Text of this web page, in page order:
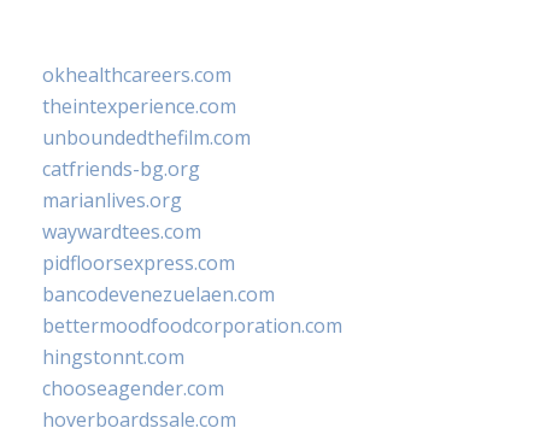
okhealthcareers.com
theintexperience.com
unboundedthefilm.com
catfriends-bg.org
marianlives.org
waywardtees.com
pidfloorsexpress.com
bancodevenezuelaen.com
bettermoodfoodcorporation.com
hingstonnt.com
chooseagender.com
hoverboardssale.com